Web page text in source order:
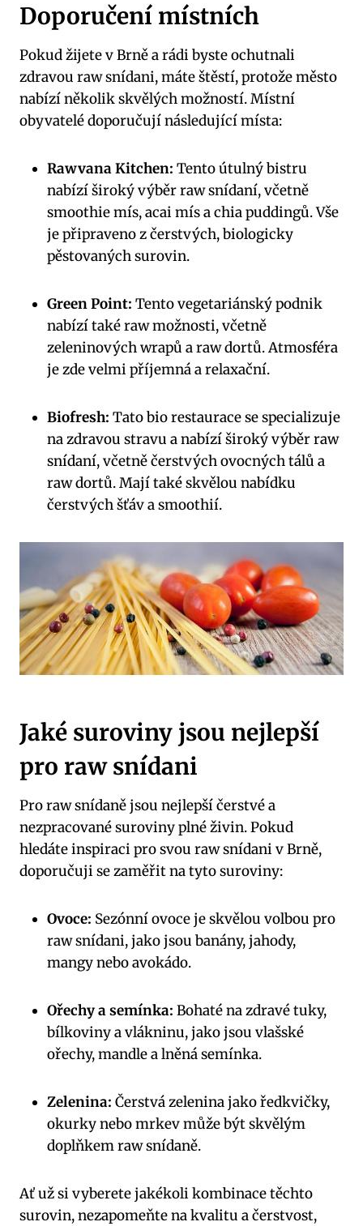
Doporučení místních
Pokud žijete v Brně a rádi byste ochutnali
zdravou raw snídani, máte štěstí, protože město
nabízí několik skvělých možností. Místní
obyvatelé doporučují následující místa:
Rawvana Kitchen: Tento útulný bistru
nabízí široký výběr raw snídaní, včetně
smoothie mís, acai mís a chia puddingů. Vše
je připraveno z čerstvých, biologicky
pěstovaných surovin.
Green Point: Tento vegetariánský podnik
nabízí také raw možnosti, včetně
zeleninových wrapů a raw dortů. Atmosféra
je zde velmi příjemná a relaxační.
Biofresh: Tato bio restaurace se specializuje
na zdravou stravu a nabízí široký výběr raw
snídaní, včetně čerstvých ovocných tálů a
raw dortů. Mají také skvělou nabídku
čerstvých šťáv a smoothií.
Jaké suroviny jsou nejlepší
pro raw snídani
Pro raw snídaně jsou nejlepší čerstvé a
nezpracované suroviny plné živin. Pokud
hledáte inspiraci pro svou raw snídani v Brně,
doporučuji se zaměřit na tyto suroviny:
Ovoce: Sezónní ovoce je skvělou volbou pro
raw snídani, jako jsou banány, jahody,
mangy nebo avokádo.
Ořechy a semínka: Bohaté na zdravé tuky,
bílkoviny a vlákninu, jako jsou vlašské
ořechy, mandle a lněná semínka.
Zelenina: Čerstvá zelenina jako ředkvičky,
okurky nebo mrkev může být skvělým
doplňkem raw snídaně.
Ať už si vyberete jakékoli kombinace těchto
surovin, nezapomeňte na kvalitu a čerstvost,